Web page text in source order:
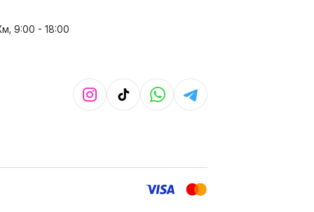
9:00 - 18:00